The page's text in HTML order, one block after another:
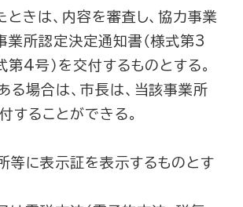
きは、内容を審査し、協力事業
業所認定決定通知書（様式第3
4号）を交付するものとする。
場合は、市長は、当該事業所
することができる。
に表示証を表示するものとす